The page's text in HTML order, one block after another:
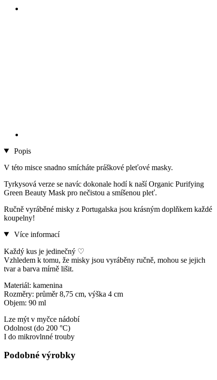
Popis
V této misce snadno smícháte práškové pleťové masky.
Tyrkysová verze se navíc dokonale hodí k naší Organic Purifying
Green Beauty Mask pro nečistou a smíšenou pleť.
Ručně vyráběné misky z Portugalska jsou krásným doplňkem každé
koupelny!
Více informací
Každý kus je jedinečný ♡
Vzhledem k tomu, že misky jsou vyráběny ručně, mohou se jejich
tvar a barva mírně lišit.
Materiál: kamenina
Rozměry: průměr 8,75 cm, výška 4 cm
Objem: 90 ml
Lze mýt v myčce nádobí
Odolnost (do 200 °C)
I do mikrovlnné trouby
Podobné výrobky